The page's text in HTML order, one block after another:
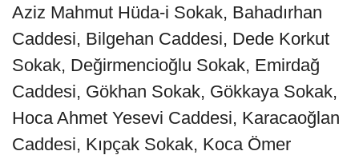
Aziz Mahmut Hüda-i Sokak, Bahadırhan
Caddesi, Bilgehan Caddesi, Dede Korkut
Sokak, Değirmencioğlu Sokak, Emirdağ
Caddesi, Gökhan Sokak, Gökkaya Sokak,
Hoca Ahmet Yesevi Caddesi, Karacaoğlan
Caddesi, Kıpçak Sokak, Koca Ömer